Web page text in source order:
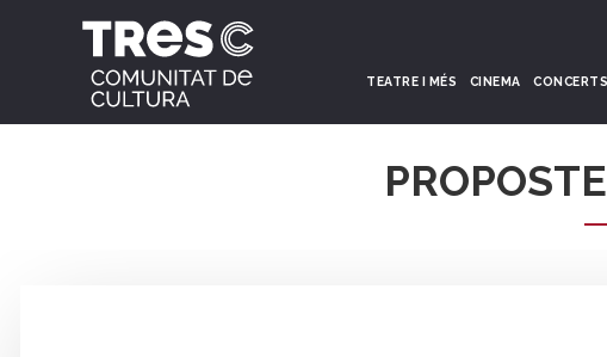
TEATRE I MÉS CINEMA CONCERTS